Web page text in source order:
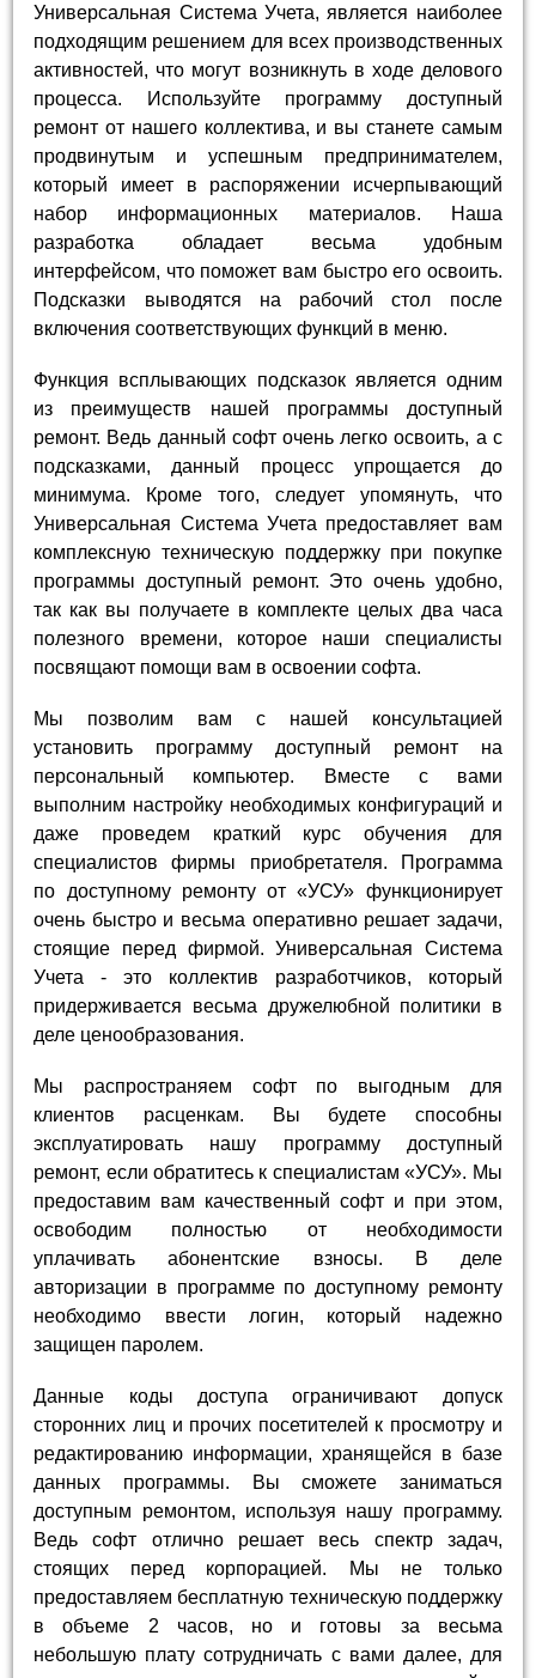
Универсальная Система Учета, является наиболее
подходящим решением для всех производственных
активностей, что могут возникнуть в ходе делового
процесса. Используйте программу доступный
ремонт от нашего коллектива, и вы станете самым
продвинутым и успешным предпринимателем,
который имеет в распоряжении исчерпывающий
набор информационных материалов. Наша
разработка обладает весьма удобным
интерфейсом, что поможет вам быстро его освоить.
Подсказки выводятся на рабочий стол после
включения соответствующих функций в меню.
Функция всплывающих подсказок является одним
из преимуществ нашей программы доступный
ремонт. Ведь данный софт очень легко освоить, а с
подсказками, данный процесс упрощается до
минимума. Кроме того, следует упомянуть, что
Универсальная Система Учета предоставляет вам
комплексную техническую поддержку при покупке
программы доступный ремонт. Это очень удобно,
так как вы получаете в комплекте целых два часа
полезного времени, которое наши специалисты
посвящают помощи вам в освоении софта.
Мы позволим вам с нашей консультацией
установить программу доступный ремонт на
персональный компьютер. Вместе с вами
выполним настройку необходимых конфигураций и
даже проведем краткий курс обучения для
специалистов фирмы приобретателя. Программа
по доступному ремонту от «УСУ» функционирует
очень быстро и весьма оперативно решает задачи,
стоящие перед фирмой. Универсальная Система
Учета - это коллектив разработчиков, который
придерживается весьма дружелюбной политики в
деле ценообразования.
Мы распространяем софт по выгодным для
клиентов расценкам. Вы будете способны
эксплуатировать нашу программу доступный
ремонт, если обратитесь к специалистам «УСУ». Мы
предоставим вам качественный софт и при этом,
освободим полностью от необходимости
уплачивать абонентские взносы. В деле
авторизации в программе по доступному ремонту
необходимо ввести логин, который надежно
защищен паролем.
Данные коды доступа ограничивают допуск
сторонних лиц и прочих посетителей к просмотру и
редактированию информации, хранящейся в базе
данных программы. Вы сможете заниматься
доступным ремонтом, используя нашу программу.
Ведь софт отлично решает весь спектр задач,
стоящих перед корпорацией. Мы не только
предоставляем бесплатную техническую поддержку
в объеме 2 часов, но и готовы за весьма
небольшую плату сотрудничать с вами далее, для